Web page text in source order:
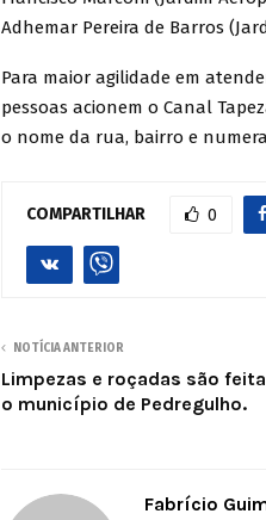
Adhemar Pereira de Barros
Para maior agilidade em
pessoas acionem o Canal
o nome da rua, bairro e
COMPARTILHAR 0
NOTÍCIA ANTERIOR
Limpezas e roçadas são
o município de Pedregulho.
Fabrício